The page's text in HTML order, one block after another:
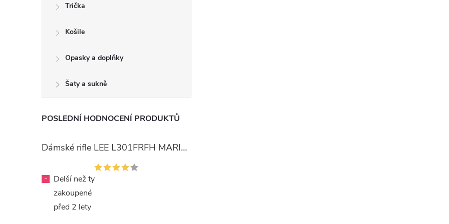
Trička
Košile
Opasky a doplňky
Šaty a sukně
POSLEDNÍ HODNOCENÍ PRODUKTŮ
Dámské rifle LEE L301FRFH MARION STRAIGHT RINSE
-
Delší než ty
zakoupené
před 2 lety